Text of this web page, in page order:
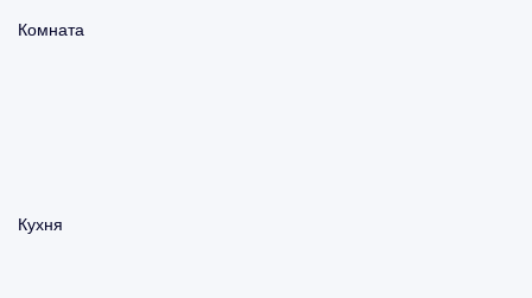
Комната
Кухня